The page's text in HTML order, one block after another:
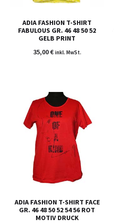
ADIA FASHION T-SHIRT
FABULOUS GR. 46 48 50 52
GELB PRINT
35,00€ inkl. MwSt.
ADIA FASHION T-SHIRT FACE
GR. 46 48 50 52 54 56 ROT
MOTIV DRUCK